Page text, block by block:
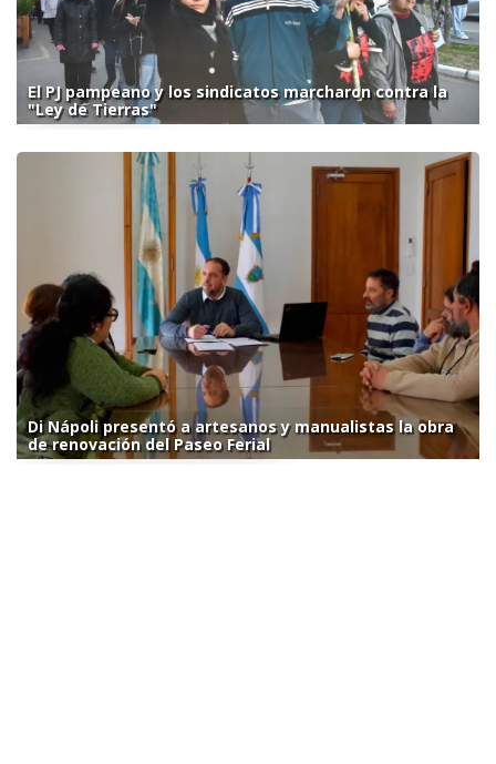
El PJ pampeano y los sindicatos marcharon contra la
"Ley de Tierras"
Di Nápoli presentó a artesanos y manualistas la obra
de renovación del Paseo Ferial